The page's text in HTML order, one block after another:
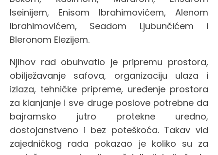
Iseinijem, Enisom Ibrahimovićem, Alenom
Ibrahimovićem, Seadom Ljubunčićem i
Bleronom Elezijem.
Njihov rad obuhvatio je pripremu prostora,
obilježavanje safova, organizaciju ulaza i
izlaza, tehničke pripreme, uređenje prostora
za klanjanje i sve druge poslove potrebne da
bajramsko jutro protekne uredno,
dostojanstveno i bez poteškoća. Takav vid
zajedničkog rada pokazao je koliko su za